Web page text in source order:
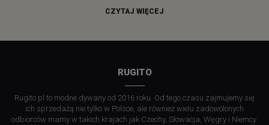
CZYTAJ WIĘCEJ
RUGITO
Rugito.pl to modne dywany od 2016 roku. Od tego czasu zajmujemy się
ich sprzedażą nie tylko w Polsce, ale również wielu zadowolonych
odbiorców mamy w takich krajach jak Czechy, Słowacja, Węgry i Niemcy.